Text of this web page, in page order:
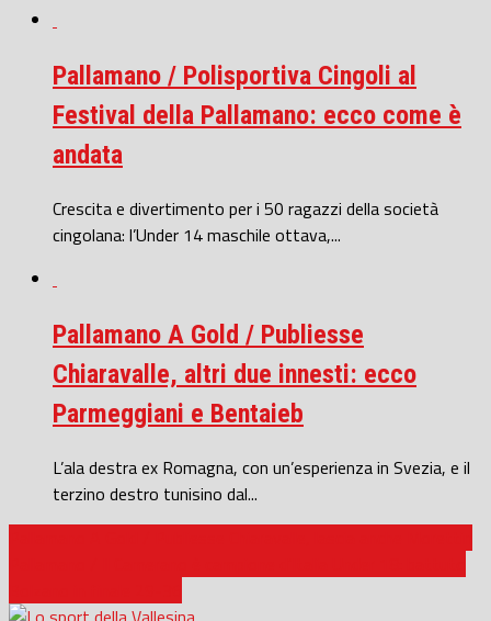
Pallamano / Polisportiva Cingoli al
Festival della Pallamano: ecco come è
andata
Crescita e divertimento per i 50 ragazzi della società
cingolana: l’Under 14 maschile ottava,...
Pallamano A Gold / Publiesse
Chiaravalle, altri due innesti: ecco
Parmeggiani e Bentaieb
L’ala destra ex Romagna, con un’esperienza in Svezia, e il
terzino destro tunisino dal...